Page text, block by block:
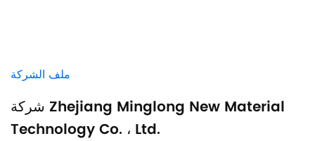
ملف الشركة
شركة Zhejiang Minglong New Material
Technology Co. ، Ltd.